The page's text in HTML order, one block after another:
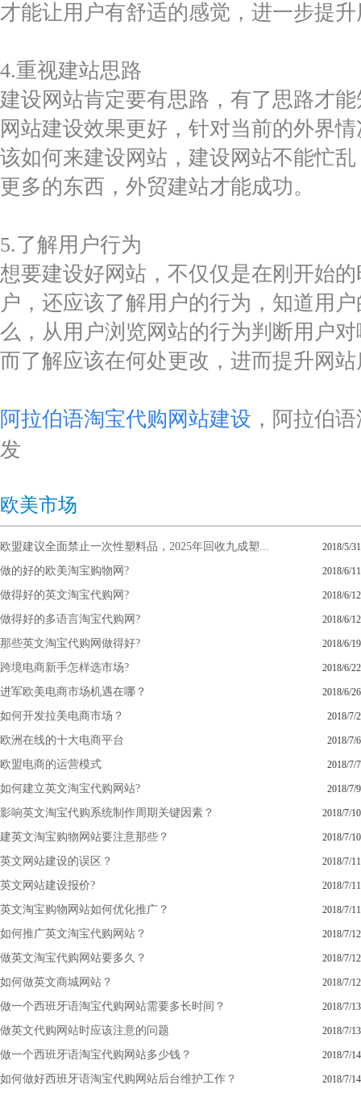
才能让用户有舒适的感觉，进一步提
4.重视建站思路
建设网站肯定要有思路，有了思路才
网站建设效果更好，针对当前的外界
该如何来建设网站，建设网站不能忙
更多的东西，外贸建站才能成功。
5.了解用户行为
想要建设好网站，不仅仅是在刚开始
户，还应该了解用户的行为，知道用
么，从用户浏览网站的行为判断用户
而了解应该在何处更改，进而提升网
阿拉伯语淘宝代购网站建设 ，阿拉伯
发
欧美市场
欧盟建议全面禁止一次性塑料品，2025年回收九成塑... 2018/5/31
做的好的欧美淘宝购物网? 2018/6/11
做得好的英文淘宝代购网? 2018/6/12
做得好的多语言淘宝代购网? 2018/6/12
那些英文淘宝代购网做得好? 2018/6/19
跨境电商新手怎样选市场? 2018/6/22
进军欧美电商市场机遇在哪？ 2018/6/26
如何开发拉美电商市场？ 2018/7/2
欧洲在线的十大电商平台 2018/7/6
欧盟电商的运营模式 2018/7/7
如何建立英文淘宝代购网站? 2018/7/9
影响英文淘宝代购系统制作周期关键因素？ 2018/7/10
建英文淘宝购物网站要注意那些？ 2018/7/10
英文网站建设的误区？ 2018/7/11
英文网站建设报价? 2018/7/11
英文淘宝购物网站如何优化推广？ 2018/7/11
如何推广英文淘宝代购网站？ 2018/7/12
做英文淘宝代购网站要多久？ 2018/7/12
如何做英文商城网站？ 2018/7/12
做一个西班牙语淘宝代购网站需要多长时间？ 2018/7/13
做英文代购网站时应该注意的问题 2018/7/13
做一个西班牙语淘宝代购网站多少钱？ 2018/7/14
如何做好西班牙语淘宝代购网站后台维护工作？ 2018/7/14